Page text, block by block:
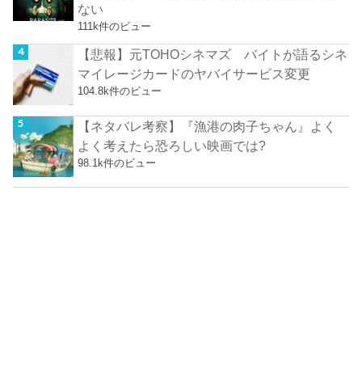
ない
111k件のビュー
【悲報】元TOHOシネマズ バイトが語るシネ
マイレージカードのヤバイサービス変更
104.8k件のビュー
【ネタバレ考察】『漁港の肉子ちゃん』よく
よく考えたら恐ろしい映画では?
98.1k件のビュー